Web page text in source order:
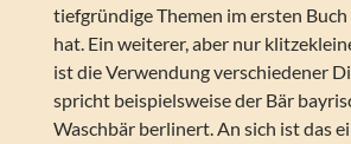
tiefgründige Themen im ersten
hat. Ein weiterer, aber nur
ist die Verwendung verschiedener
spricht beispielsweise der Bär
Waschbär berlinert. An sich ist das